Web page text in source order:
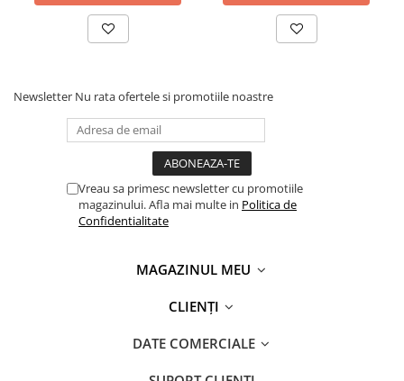
Newsletter Nu rata ofertele si promotiile noastre
Vreau sa primesc newsletter cu promotiile
magazinului. Afla mai multe in Politica de
Confidentialitate
MAGAZINUL MEU
CLIENȚI
DATE COMERCIALE